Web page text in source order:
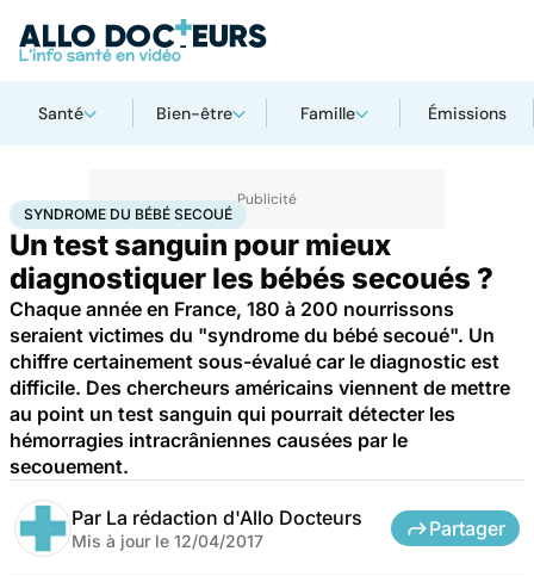
Santé Bien-être Famille Émissions
AccueilSanté Syndrome du bébé secoué
SYNDROME DU BÉBÉ SECOUÉ
Un test sanguin pour mieux
diagnostiquer les bébés secoués ?
Chaque année en France, 180 à 200 nourrissons
seraient victimes du "syndrome du bébé secoué". Un
chiffre certainement sous-évalué car le diagnostic est
difficile. Des chercheurs américains viennent de mettre
au point un test sanguin qui pourrait détecter les
hémorragies intracrâniennes causées par le
secouement.
Par La rédaction d'Allo Docteurs
Mis à jour le 12/04/2017
Partager